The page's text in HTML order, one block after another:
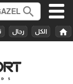
search
home الكل رجال